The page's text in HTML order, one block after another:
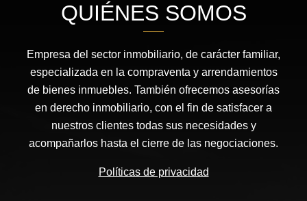
QUIÉNES SOMOS
Empresa del sector inmobiliario, de carácter familiar,
especializada en la compraventa y arrendamientos
de bienes inmuebles. También ofrecemos asesorías
en derecho inmobiliario, con el fin de satisfacer a
nuestros clientes todas sus necesidades y
acompañarlos hasta el cierre de las negociaciones.
Políticas de privacidad